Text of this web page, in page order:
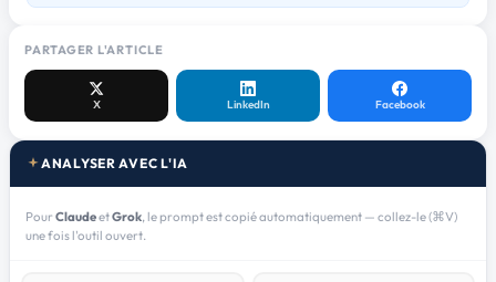
PARTAGER L'ARTICLE
X LinkedIn Facebook
ANALYSER AVEC L'IA
PourClaudeetGrok, le prompt est copié automatiquement — collez-le (⌘V)
une fois l'outil ouvert.